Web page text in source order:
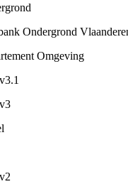
Ondergrond
Omgeving